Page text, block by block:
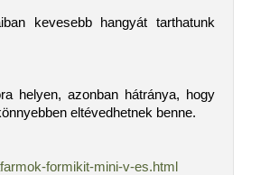
kevesebb hangyát tarthatunk
helyen, azonban hátránya, hogy
eltévedhetnek benne.
formikit-mini-v-es.html